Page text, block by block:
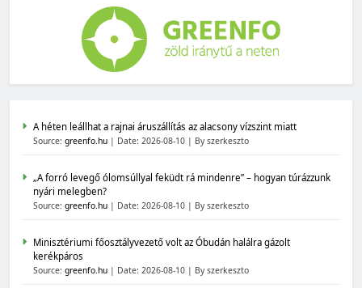
A héten leállhat a rajnai áruszállítás az alacsony vízszint miatt
Source: greenfo.hu Date: 2026-08-10 By szerkeszto
„A forró levegő ólomsúllyal feküdt rá mindenre” – hogyan túrázzunk
nyári melegben?
Source: greenfo.hu Date: 2026-08-10 By szerkeszto
Minisztériumi főosztályvezető volt az Óbudán halálra gázolt
kerékpáros
Source: greenfo.hu Date: 2026-08-10 By szerkeszto